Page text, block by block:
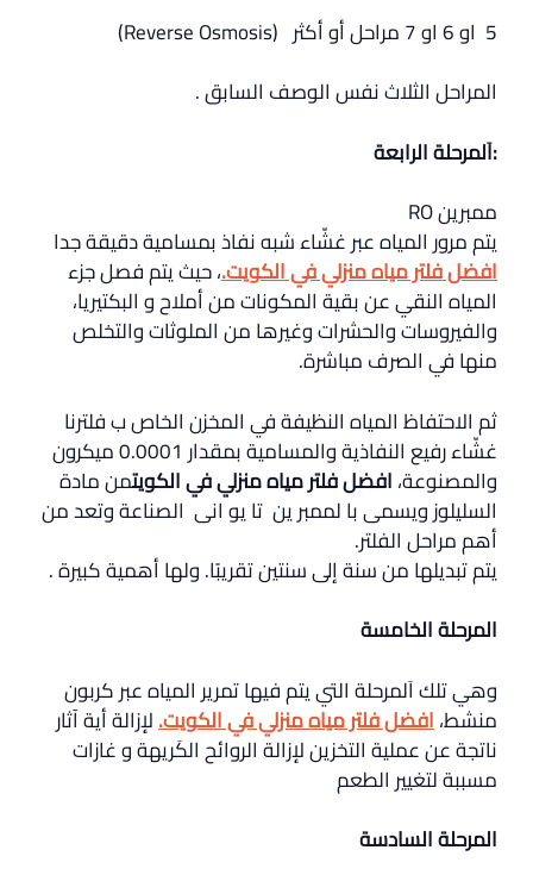
5 او 6 او 7 مراحل أو أكثر (Reverse Osmosis)
المراحل الثلاث نفس الوصف السابق .
:اَلمرحلة الرابعة
ممبرين RO
يتم مرور المياه عبر غشّاء شبه نفاذ بمسامية دقيقة جدا
افضل فلتر مياه منزلي في الكويت.، حيث يتم فصل جزء
المياه النقي عن بقية المكونات من أملاح و البكتيريا،
والفيروسات والحشرات وغيرها من الملوثات والتخلص
منها في الصرف مباشرة.
ثم الاحتفاظ المياه النظيفة في المخزن الخاص ب فلترنا
غشّاء رفيع النفاذية والمسامية بمقدار 0.0001 ميكرون
والمصنوعة،افضل فلتر مياه منزلي في الكويتمن مادة
السليلوز ويسمى با لممبر ين تا يو انى الصناعة وتعد من
أهم مراحل الفلتر.
يتم تبديلها من سنة إلى سنتين تقريبًا. ولها أهمية كبيرة .
المرحلة الخامسة
وهي تلك اَلمرحلة التي يتم فيها تمرير المياه عبر كربون
منشط،افضل فلتر مياه منزلي في الكويت.لإزالة أية آثار
ناتجة عن عملية التخزين لإزالة الروائح الكَريهة و غازات
مسببة لتغيير الطعم
المرحلة السادسة